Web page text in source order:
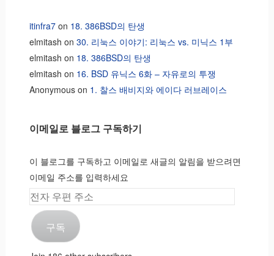
itinfra7on 18. 386BSD의 탄생
elmitash on 30. 리눅스 이야기: 리눅스 vs. 미닉스 1부
elmitash on 18. 386BSD의 탄생
elmitash on 16. BSD 유닉스 6화 – 자유로의 투쟁
Anonymouson 1. 찰스 배비지와 에이다 러브레이스
이메일로 블로그 구독하기
이 블로그를 구독하고 이메일로 새글의 알림을 받으려면
이메일 주소를 입력하세요
전
자
우
편
구독